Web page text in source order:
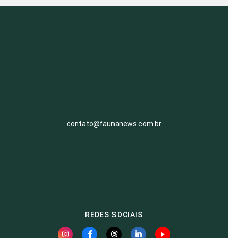
contato@faunanews.com.br
REDES SOCIAIS